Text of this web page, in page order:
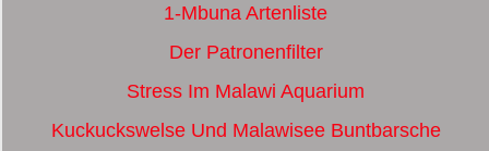
1-Mbuna Artenliste
Der Patronenfilter
Stress Im Malawi Aquarium
Kuckuckswelse Und Malawisee Buntbarsche